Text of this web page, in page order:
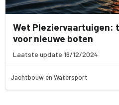
Wet Pleziervaartuigen:
voor nieuwe boten
Laatste update 16/12/2024
Jachtbouw en Watersport